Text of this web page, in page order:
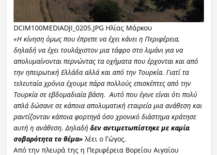
DCIM100MEDIADJI_0205.JPG Ηλίας Μάρκου
«Η κίνηση όμως που έπρεπε να έχει κάνει η Περιφέρεια,
δηλαδή να έχει τουλάχιστον μια τάφρο στο λιμάνι για να
απολυμαίνονται περνώντας τα οχήματα που έρχονται και από
την ηπειρωτική Ελλάδα αλλά και από την Τουρκία. Γιατί τα
τελευταία χρόνια έχουμε πάρα πολλούς επισκέπτες από την
Τουρκία σε εβδομαδιαία βάση. Αυτό που έγινε είναι ότι πολύ
απλά δώσανε σε κάποια απολυματική εταιρεία μια ανάθεση και
ραντίζονταν κάποια φορτηγά όσο χρονικό διάστημα κράτησε
αυτή η ανάθεση. Δηλαδή δεν αντιμετωπίστηκε με καμία
σοβαρότητα το θέμα»λέει ο Γώγος.
Από την πλευρά της η Περιφέρεια Βορείου Αιγαίου